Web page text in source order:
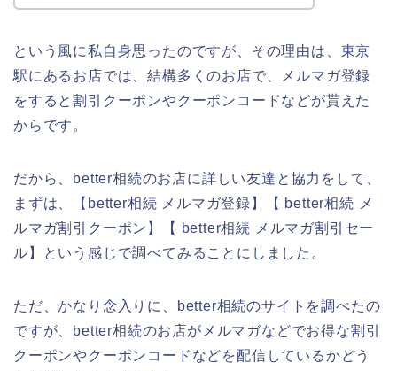
という風に私自身思ったのですが、その理由は、東京
駅にあるお店では、結構多くのお店で、メルマガ登録
をすると割引クーポンやクーポンコードなどが貰えた
からです。
だから、better相続のお店に詳しい友達と協力をして、
まずは、【better相続 メルマガ登録】【 better相続 メ
ルマガ割引クーポン】【 better相続 メルマガ割引セー
ル】という感じで調べてみることにしました。
ただ、かなり念入りに、better相続のサイトを調べたの
ですが、better相続のお店がメルマガなどでお得な割引
クーポンやクーポンコードなどを配信しているかどう